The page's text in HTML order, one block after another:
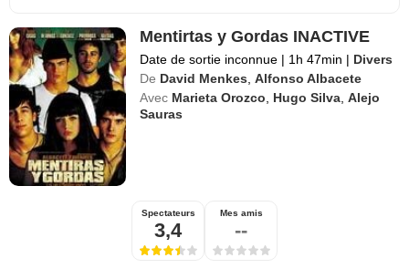
Mentirtas y Gordas INACTIVE
Date de sortie inconnue | 1h 47min | Divers
De David Menkes ,Alfonso Albacete
Avec Marieta Orozco Hugo Silva ,Alejo
Sauras
Spectateurs
3,4
Mes amis
--